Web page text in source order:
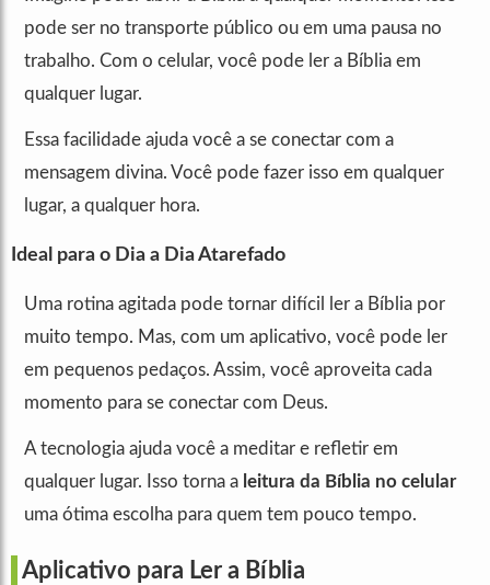
pode ser no transporte público ou em uma pausa no
trabalho. Com o celular, você pode ler a Bíblia em
qualquer lugar.
Essa facilidade ajuda você a se conectar com a
mensagem divina. Você pode fazer isso em qualquer
lugar, a qualquer hora.
Ideal para o Dia a Dia Atarefado
Uma rotina agitada pode tornar difícil ler a Bíblia por
muito tempo. Mas, com um aplicativo, você pode ler
em pequenos pedaços. Assim, você aproveita cada
momento para se conectar com Deus.
A tecnologia ajuda você a meditar e refletir em
qualquer lugar. Isso torna a leitura da Bíblia no celular
uma ótima escolha para quem tem pouco tempo.
Aplicativo para Ler a Bíblia